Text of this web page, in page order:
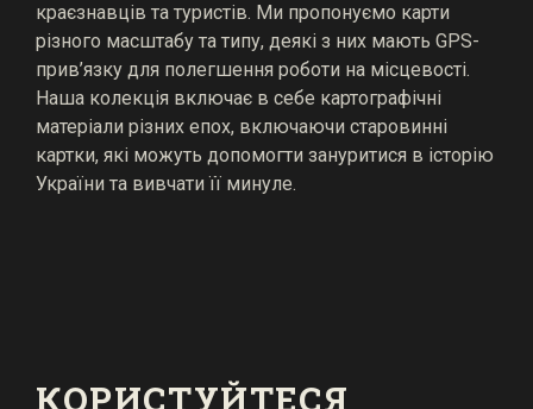
краєзнавців та туристів. Ми пропонуємо карти
різного масштабу та типу, деякі з них мають GPS-
прив’язку для полегшення роботи на місцевості.
Наша колекція включає в себе картографічні
матеріали різних епох, включаючи старовинні
картки, які можуть допомогти зануритися в історію
України та вивчати її минуле.
КОРИСТУЙТЕСЯ